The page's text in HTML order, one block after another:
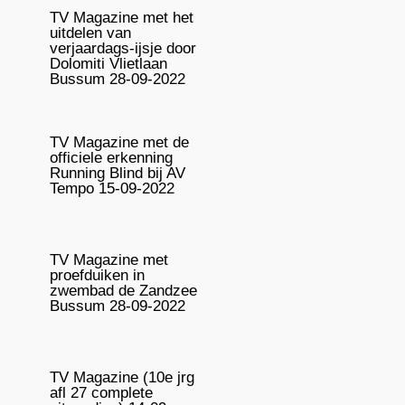
TV Magazine met het
uitdelen van
verjaardags-ijsje door
Dolomiti Vlietlaan
Bussum 28-09-2022
TV Magazine met de
officiele erkenning
Running Blind bij AV
Tempo 15-09-2022
TV Magazine met
proefduiken in
zwembad de Zandzee
Bussum 28-09-2022
TV Magazine (10e jrg
afl 27 complete